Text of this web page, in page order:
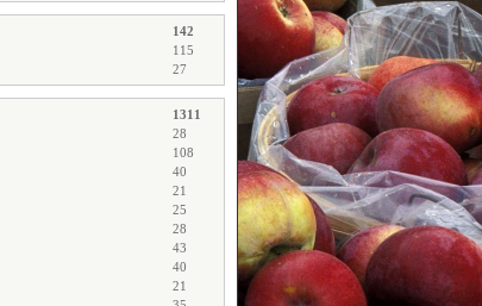
142
115
27
1311
28
108
40
21
25
28
43
40
21